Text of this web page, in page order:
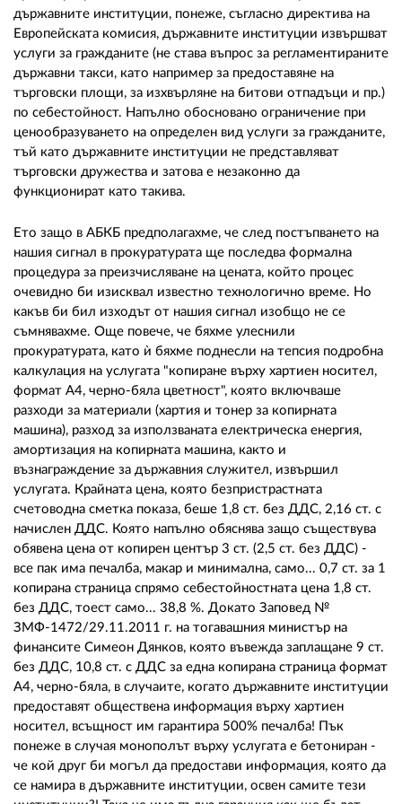
държавните институции, понеже, съгласно директива на
Европейската комисия, държавните институции извършват
услуги за гражданите (не става въпрос за регламентираните
държавни такси, като например за предоставяне на
търговски площи, за изхвърляне на битови отпадъци и пр.)
по себестойност. Напълно обосновано ограничение при
ценообразуването на определен вид услуги за гражданите,
тъй като държавните институции не представляват
търговски дружества и затова е незаконно да
функционират като такива.
Ето защо в АБКБ предполагахме, че след постъпването на
нашия сигнал в прокуратурата ще последва формална
процедура за преизчисляване на цената, който процес
очевидно би изисквал известно технологично време. Но
какъв би бил изходът от нашия сигнал изобщо не се
съмнявахме. Още повече, че бяхме улеснили
прокуратурата, като ѝ бяхме поднесли на тепсия подробна
калкулация на услугата "копиране върху хартиен носител,
формат А4, черно-бяла цветност", която включваше
разходи за материали (хартия и тонер за копирната
машина), разход за използваната електрическа енергия,
амортизация на копирната машина, както и
възнаграждение за държавния служител, извършил
услугата. Крайната цена, която безпристрастната
счетоводна сметка показа, беше 1,8 ст. без ДДС, 2,16 ст. с
начислен ДДС. Която напълно обяснява защо съществува
обявена цена от копирен център 3 ст. (2,5 ст. без ДДС) -
все пак има печалба, макар и минимална, само... 0,7 ст. за 1
копирана страница спрямо себестойностната цена 1,8 ст.
без ДДС, тоест само... 38,8 %. Докато Заповед №
ЗМФ-1472/29.11.2011 г. на тогавашния министър на
финансите Симеон Дянков, която въвежда заплащане 9 ст.
без ДДС, 10,8 ст. с ДДС за една копирана страница формат
А4, черно-бяла, в случаите, когато държавните институции
предоставят обществена информация върху хартиен
носител, всъщност им гарантира 500% печалба! Пък
понеже в случая монополът върху услугата е бетониран -
че кой друг би могъл да предостави информация, която да
се намира в държавните институции, освен самите тези